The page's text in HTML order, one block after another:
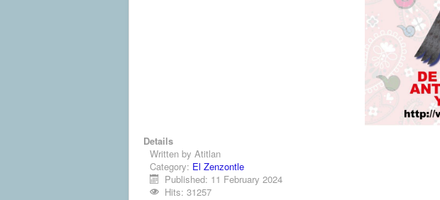
Details
Written by Atitlan
Category: El Zenzontle
Published: 11 February 2024
Hits: 31257